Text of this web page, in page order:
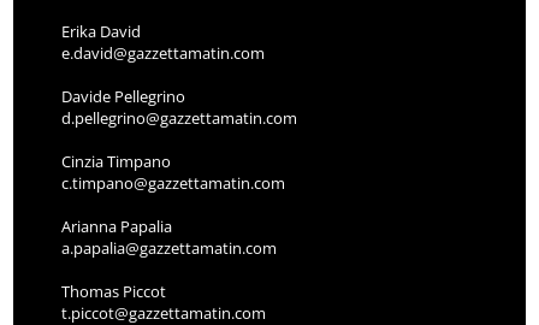
Erika David
e.david@gazzettamatin.com
Davide Pellegrino
d.pellegrino@gazzettamatin.com
Cinzia Timpano
c.timpano@gazzettamatin.com
Arianna Papalia
a.papalia@gazzettamatin.com
Thomas Piccot
t.piccot@gazzettamatin.com